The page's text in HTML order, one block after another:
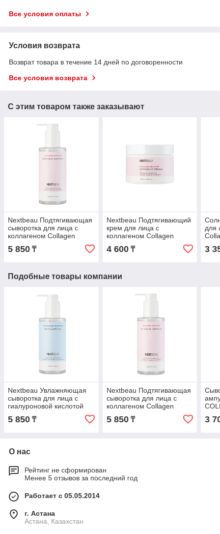
Все условия оплаты
Условия возврата
Возврат товара в течение 14 дней по договоренности
Все условия возврата
С этим товаром также заказывают
Nextbeau Подтягивающая
сыворотка для лица с
коллагеном Collagen
solution Intensive Ampoule
/ 210 мл.
5 850 ₸
Nextbeau Подтягивающий
крем для лица с
коллагеном Collagen
solution Intensive Cream /
100 мл.
4 600₸
для
3
Подобные товары компании
Nextbeau Увлажняющая
сыворотка для лица с
гиалуроновой кислотой
Ampoule / 210 мл.
5 850 ₸
Nextbeau Подтягивающая
сыворотка для лица с
коллагеном Collagen
solution Intensive Ampoule
/ 210 мл.
5 850₸
и
3
О нас
Рейтинг не сформирован
Менее 5 отзывов за последний год
Работает с 05.05.2014
г. Астана
Астана, Казахстан